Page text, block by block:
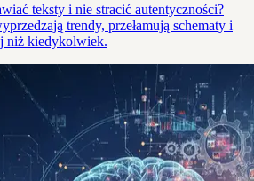
teksty i nie stracić autentyczności?
trendy, przełamują schematy i
niż kiedykolwiek.